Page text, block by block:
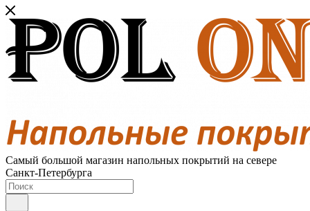
Самый большой магазин напольных покрытий на севере
Санкт-Петербурга